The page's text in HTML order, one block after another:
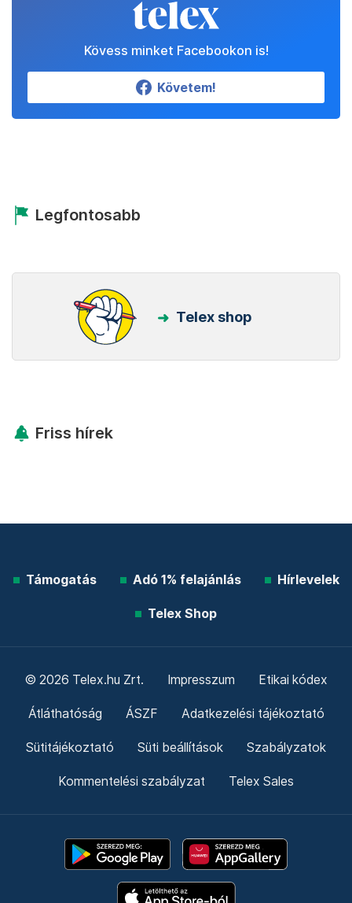
Kövess minket Facebookon is!
Követem!
Legfontosabb
Telex shop
Friss hírek
Támogatás Adó 1% felajánlás Hírlevelek
Telex Shop
© 2026 Telex.hu Zrt. Impresszum Etikai kódex
Átláthatóság ÁSZF Adatkezelési tájékoztató
Sütitájékoztató Süti beállítások Szabályzatok
Kommentelési szabályzat Telex Sales